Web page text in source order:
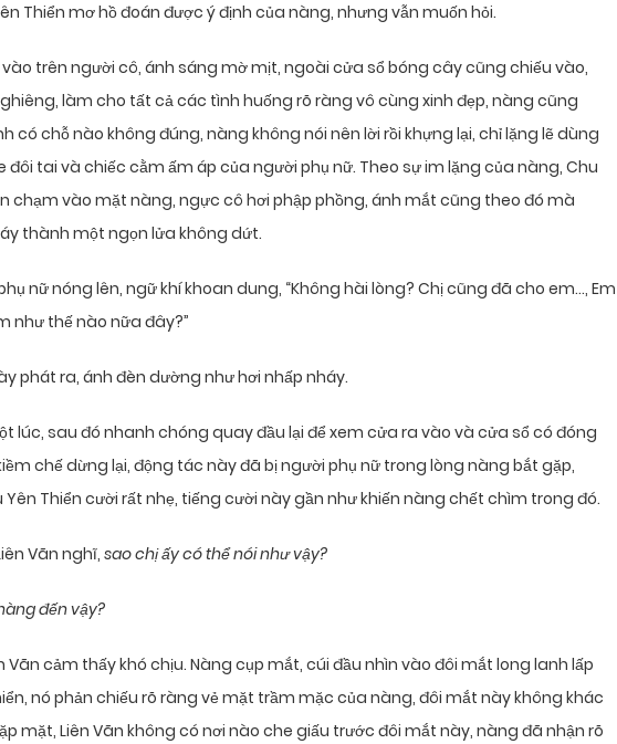
Thiển mơ hồ đoán được ý định của nàng, nhưng vẫn muốn hỏi.
vào trên người cô, ánh sáng mờ mịt, ngoài cửa sổ bóng cây cũng chiếu vào,
làm cho tất cả các tình huống rõ ràng vô cùng xinh đẹp, nàng cũng
có chỗ nào không đúng, nàng không nói nên lời rồi khựng lại, chỉ lặng lẽ dùng
đôi tai và chiếc cằm ấm áp của người phụ nữ. Theo sự im lặng của nàng, Chu
chạm vào mặt nàng, ngực cô hơi phập phồng, ánh mắt cũng theo đó mà
thành một ngọn lửa không dứt.
nữ nóng lên, ngữ khí khoan dung, “Không hài lòng? Chị cũng đã cho em…, Em
như thế nào nữa đây?”
phát ra, ánh đèn dường như hơi nhấp nháy.
lúc, sau đó nhanh chóng quay đầu lại để xem cửa ra vào và cửa sổ có đóng
chế dừng lại, động tác này đã bị người phụ nữ trong lòng nàng bắt gặp,
Thiển cười rất nhẹ, tiếng cười này gần như khiến nàng chết chìm trong đó.
Vãn nghĩ, sao chị ấy có thể nói như vậy?
đến vậy?
Vãn cảm thấy khó chịu. Nàng cụp mắt, cúi đầu nhìn vào đôi mắt long lanh lấp
nó phản chiếu rõ ràng vẻ mặt trầm mặc của nàng, đôi mắt này không khác
mặt, Liên Vãn không có nơi nào che giấu trước đôi mắt này, nàng đã nhận rõ